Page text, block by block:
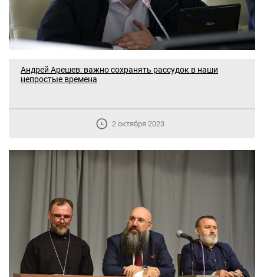
Андрей Арешев: важно сохранять рассудок в наши
непростые времена
2 октября 2023